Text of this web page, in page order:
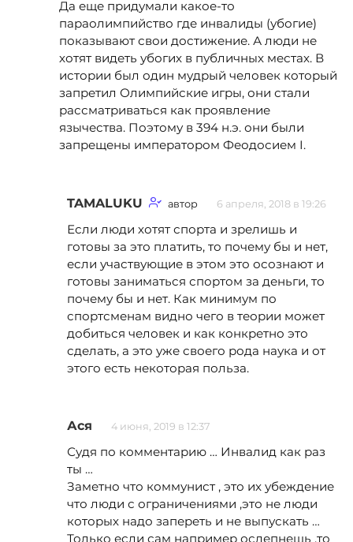
Да еще придумали какое-то
параолимпийство где инвалиды (убогие)
показывают свои достижение. А люди не
хотят видеть убогих в публичных местах. В
истории был один мудрый человек который
запретил Олимпийские игры, они стали
рассматриваться как проявление
язычества. Поэтому в 394 н.э. они были
запрещены императором Феодосием I.
TAMALUKU автор 6 апреля, 2018 в 19:26
Если люди хотят спорта и зрелишь и
готовы за это платить, то почему бы и нет,
если участвующие в этом это осознают и
готовы заниматься спортом за деньги, то
почему бы и нет. Как минимум по
спортсменам видно чего в теории может
добиться человек и как конкретно это
сделать, а это уже своего рода наука и от
этого есть некоторая польза.
Ася 4 июня, 2019 в 12:37
Судя по комментарию … Инвалид как раз
ты …
Заметно что коммунист , это их убеждение
что люди с ограничениями ,это не люди
которых надо запереть и не выпускать …
Только если сам например ослепнешь ,то